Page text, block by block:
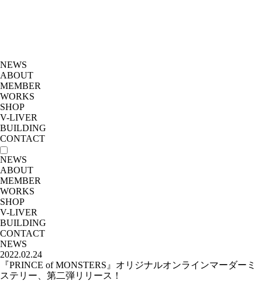
NEWS
ABOUT
MEMBER
WORKS
SHOP
V-LIVER
BUILDING
CONTACT
NEWS
ABOUT
MEMBER
WORKS
SHOP
V-LIVER
BUILDING
CONTACT
NEWS
2022.02.24
『PRINCE of MONSTERS』オリジナルオンラインマーダーミ
ステリー、第二弾リリース！